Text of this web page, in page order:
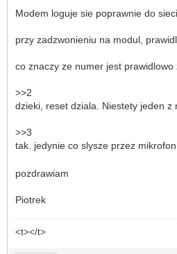
Modem loguje sie poprawnie do
przy zadzwonieniu na modul,
co znaczy ze numer jest
>>2
dzieki, reset dziala. Niestety jeden
>>3
tak. jedynie co slysze przez
pozdrawiam
Piotrek
<t></t>